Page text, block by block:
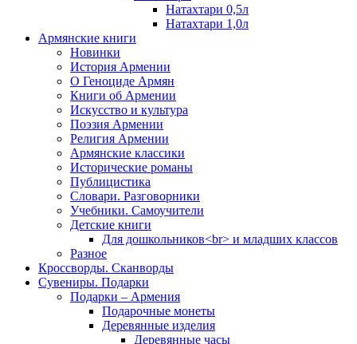
Натахтари 0,5л
Натахтари 1,0л
Армянские книги
Новинки
История Армении
О Геноциде Армян
Книги об Армении
Иcкусство и культура
Поэзия Армении
Религия Армении
Армянские классики
Исторические романы
Публицистика
Словари. Разговорники
Учебники. Самоучители
Детские книги
Для дошкольников<br> и младших классов
Разное
Кроссворды. Сканворды
Сувениры. Подарки
Подарки – Армения
Подарочные монеты
Деревянные изделия
Деревянные часы